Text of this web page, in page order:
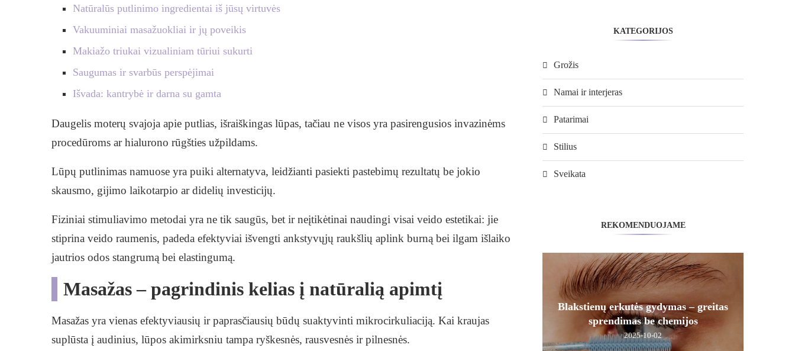
Natūralūs putlinimo ingredientai iš jūsų virtuvės
Vakuuminiai masažuokliai ir jų poveikis
Makiažo triukai vizualiniam tūriui sukurti
Saugumas ir svarbūs perspėjimai
Išvada: kantrybė ir darna su gamta
Daugelis moterų svajoja apie putlias, išraiškingas lūpas, tačiau ne visos yra pasirengusios invazinėms
procedūroms ar hialurono rūgšties užpildams.
Lūpų putlinimas namuose yra puiki alternatyva, leidžianti pasiekti pastebimų rezultatų be jokio
skausmo, gijimo laikotarpio ar didelių investicijų.
Fiziniai stimuliavimo metodai yra ne tik saugūs, bet ir neįtikėtinai naudingi visai veido estetikai: jie
stiprina veido raumenis, padeda efektyviai išvengti ankstyvųjų raukšlių aplink burną bei ilgam išlaiko
jautrios odos stangrumą bei elastingumą.
Masažas – pagrindinis kelias į natūralią apimtį
Masažas yra vienas efektyviausių ir paprasčiausių būdų suaktyvinti mikrocirkuliaciją. Kai kraujas
suplūsta į audinius, lūpos akimirksniu tampa ryškesnės, rausvesnės ir pilnesnės.
KATEGORIJOS
Grožis
Namai ir interjeras
Patarimai
Stilius
Sveikata
REKOMENDUOJAME
Blakstienų erkutės gydymas – greitas
sprendimas be chemijos
2025-10-02